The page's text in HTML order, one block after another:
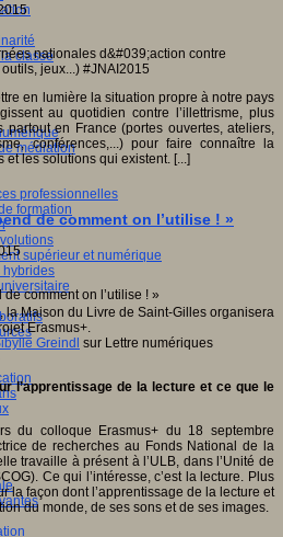
classe
médiation
professionnelles
formation
supérieur et numérique
hybrides
en lumière la situation propre à notre pays
au quotidien contre l’illettrisme, plus
partout en France (portes ouvertes, ateliers,
conférences,...) pour faire connaître la
les solutions qui existent. [...]
de comment on l’utilise ! »
la Maison du Livre de Saint-Gilles organisera
Erasmus+.
Greindl sur Lettre numériques
l’apprentissage de la lecture et ce que le
du colloque Erasmus+ du 18 septembre
de recherches au Fonds National de la
travaille à présent à l’ULB, dans l’Unité de
Ce qui l’intéresse, c’est la lecture. Plus
la façon dont l’apprentissage de la lecture et
du monde, de ses sons et de ses images.